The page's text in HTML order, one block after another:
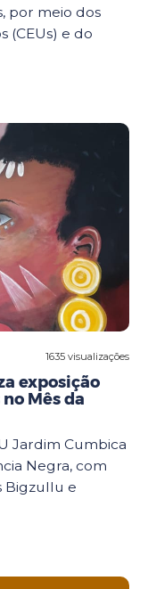
por meio dos
(CEUs) e do
1635 visualizações
exposição
Mês da
Jardim Cumbica
Negra, com
Bigzullu e